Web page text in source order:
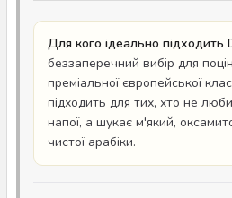
Для кого ідеально підходить
беззаперечний вибір для
преміальної європейської
підходить для тих, хто не
напої, а шукає м'який,
чистої арабіки.